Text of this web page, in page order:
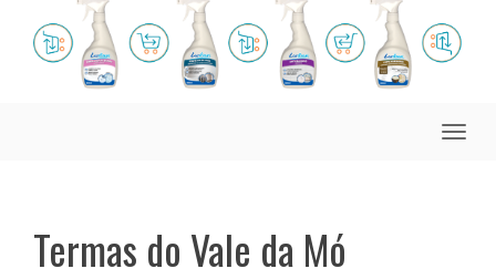
Toggle
Termas do Vale da Mó